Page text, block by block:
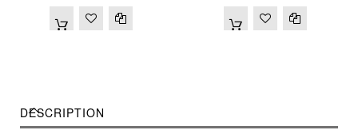
DESCRIPTION